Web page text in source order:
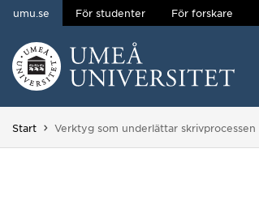
Hoppa direkt till innehållet
umu.se För studenter För forskare
Start Du är här:
Verktyg som underlättar skrivprocessen